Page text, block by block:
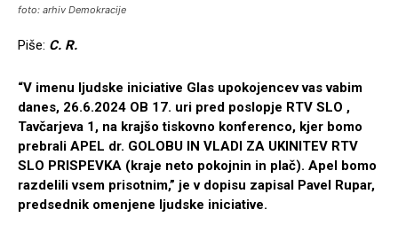
foto: arhiv Demokracije
Piše: C. R.
“V imenu ljudske iniciative Glas upokojencev vas vabim
danes, 26.6.2024 OB 17. uri pred poslopje RTV SLO ,
Tavčarjeva 1, na krajšo tiskovno konferenco, kjer bomo
prebrali APEL dr. GOLOBU IN VLADI ZA UKINITEV RTV
SLO PRISPEVKA (kraje neto pokojnin in plač). Apel bomo
razdelili vsem prisotnim,” je v dopisu zapisal Pavel Rupar,
predsednik omenjene ljudske iniciative.